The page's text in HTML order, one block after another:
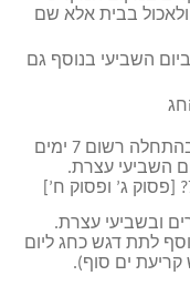
בבית אלא שם
השביעי בנוסף גם
, נראה שיש סתירה בין הפסוקים בהתחלה רשום 7 ימים
השביעי עצרת.
ובשביעי עצרת.
לתת דגש כחג ליום
ים סוף).